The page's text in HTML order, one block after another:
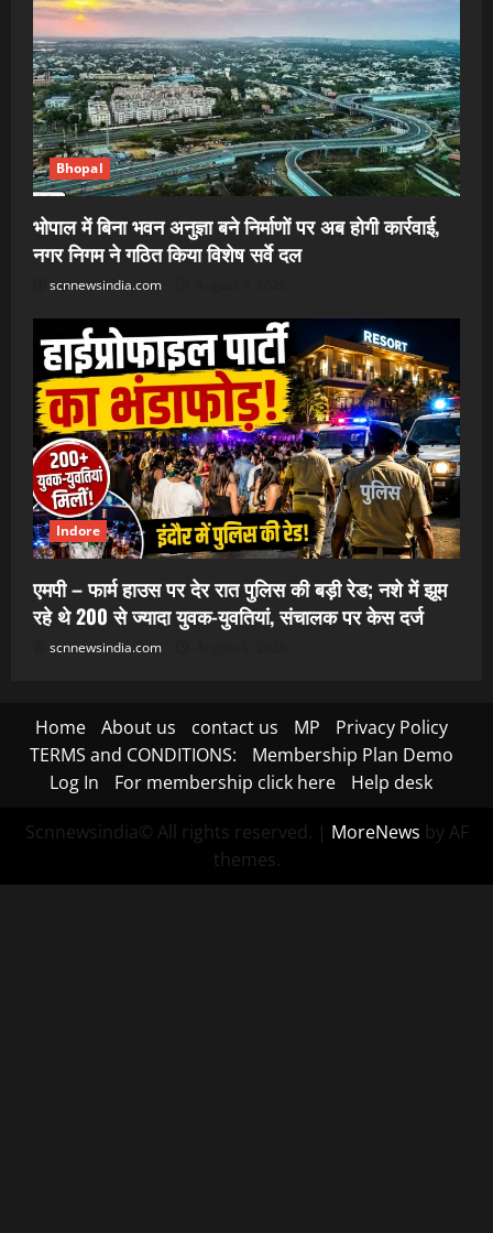
Bhopal
भोपाल में बिना भवन अनुज्ञा बने निर्माणों पर अब होगी कार्रवाई,
नगर निगम ने गठित किया विशेष सर्वे दल
scnnewsindia.com
Indore
एमपी – फार्म हाउस पर देर रात पुलिस की बड़ी रेड; नशे में झूम
रहे थे 200 से ज्यादा युवक-युवतियां, संचालक पर केस दर्ज
scnnewsindia.com
Home About us contact us MP
Privacy Policy
TERMS and CONDITIONS:
Membership Plan Demo
Log In
For membership click here Help desk
Scnnewsindia© All rights reserved. | MoreNews by AF
themes.